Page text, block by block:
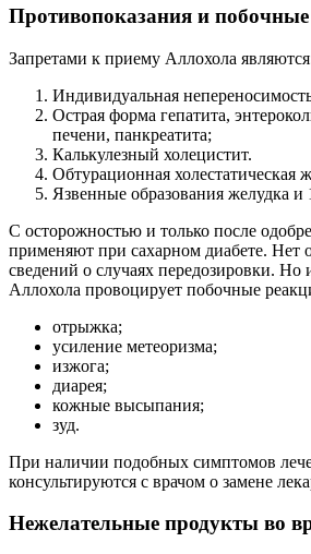
Противопоказания и побочные
Запретами к приему Аллохола
Индивидуальная
Острая форма гепатита,
печени, панкреатита;
Калькулезный холецистит.
Обтурационная холестатическая
Язвенные образования желудка
С осторожностью и только после
применяют при сахарном диабете. Нет
сведений о случаях передозировки. Но
Аллохола провоцирует побочные
отрыжка;
усиление метеоризма;
изжога;
диарея;
кожные высыпания;
зуд.
При наличии подобных симптомов
консультируются с врачом о замене
Нежелательные продукты во